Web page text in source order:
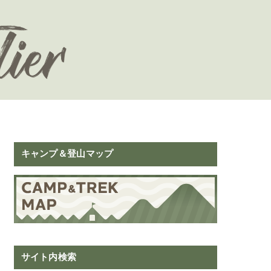
キャンプ＆登山マップ
サイト内検索